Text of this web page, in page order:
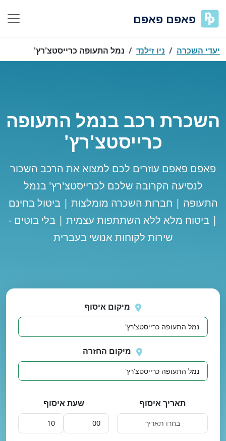
פאפם פאפם
יעדי השכרה ניו זילנד נמל התעופה כרייסטצ'רץ'
השכרת רכב בנמל התעופה
כרייסטצ'רץ'
פאפם פאפם עוזרים לכם למצוא את הרכב השכור
לנסיעה הקרובה שלכם לכרייסטצ'רץ' בנמל
התעופה | חברות השכרה מומלצות | ביטול בחינם
| ביטוח מלא ללא השתתפות עצמית | בלי בוטים -
שירות לקוחות אנושי בעברית
שוב
מיקום איסוף
מיקום החזרה
תאריך איסוף שעת איסוף